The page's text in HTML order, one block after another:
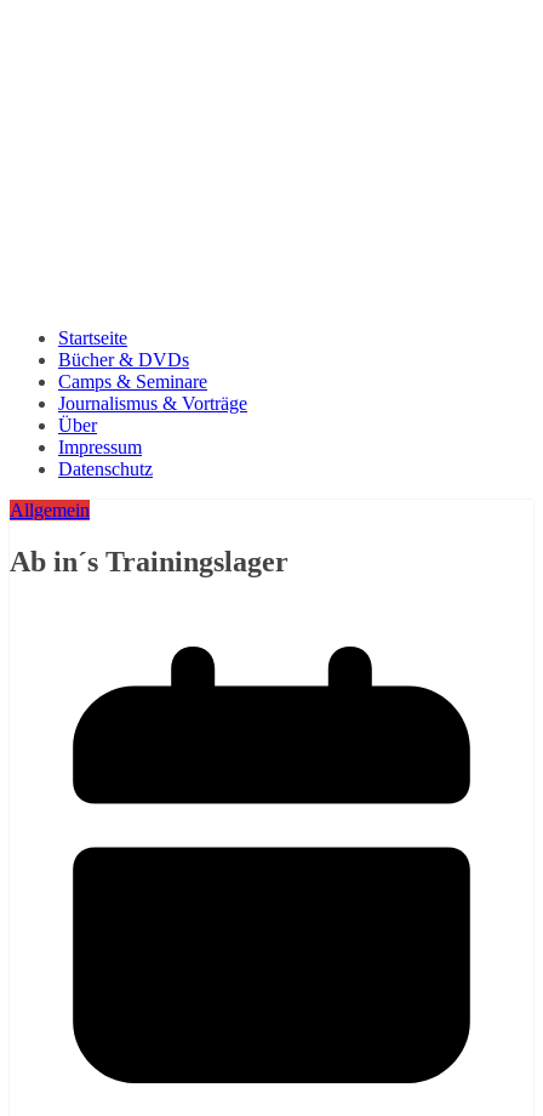
Startseite
Bücher & DVDs
Camps & Seminare
Journalismus & Vorträge
Über
Impressum
Datenschutz
Allgemein
Ab in´s Trainingslager